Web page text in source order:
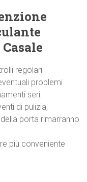
regolari
problemi
seri.
di pulizia,
porta rimarranno
più conveniente